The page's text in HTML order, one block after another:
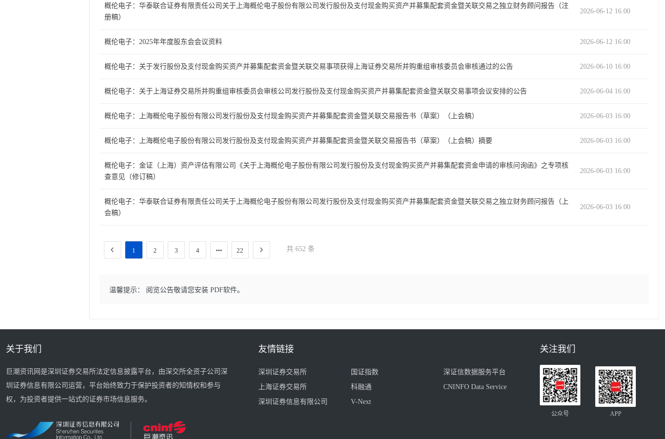
概伦电子：华泰联合证券有限责任公司关于上海概伦电子股份有限公司发行股份及支付现金购买资产并募集配套资金暨关联交易之独立财务顾问报告（注
册稿）
2026-06-12 16:00
概伦电子：2025年年度股东会会议资料 2026-06-12 16:00
概伦电子：关于发行股份及支付现金购买资产并募集配套资金暨关联交易事项获得上海证券交易所并购重组审核委员会审核通过的公告 2026-06-10 16:00
概伦电子：关于上海证券交易所并购重组审核委员会审核公司发行股份及支付现金购买资产并募集配套资金暨关联交易事项会议安排的公告 2026-06-04 16:00
概伦电子：上海概伦电子股份有限公司发行股份及支付现金购买资产并募集配套资金暨关联交易报告书（草案）（上会稿） 2026-06-03 16:00
概伦电子：上海概伦电子股份有限公司发行股份及支付现金购买资产并募集配套资金暨关联交易报告书（草案）（上会稿）摘要 2026-06-03 16:00
概伦电子：金证（上海）资产评估有限公司《关于上海概伦电子股份有限公司发行股份及支付现金购买资产并募集配套资金申请的审核问询函》之专项核
查意见（修订稿）
2026-06-03 16:00
概伦电子：华泰联合证券有限责任公司关于上海概伦电子股份有限公司发行股份及支付现金购买资产并募集配套资金暨关联交易之独立财务顾问报告（上
会稿）
2026-06-03 16:00
1 2 3 4 22 共 652 条
温馨提示： 阅览公告敬请您安装 PDF软件。
关于我们
巨潮资讯网是深圳证券交易所法定信息披露平台，由深交所全资子公司深
圳证券信息有限公司运营，平台始终致力于保护投资者的知情权和参与
权，为投资者提供一站式的证券市场信息服务。
友情链接
深圳证券交易所
上海证券交易所
深圳证券信息有限公司
国证指数
科融通
V-Next
深证信数据服务平台
CNINFO Data Service
关注我们
公众号 APP